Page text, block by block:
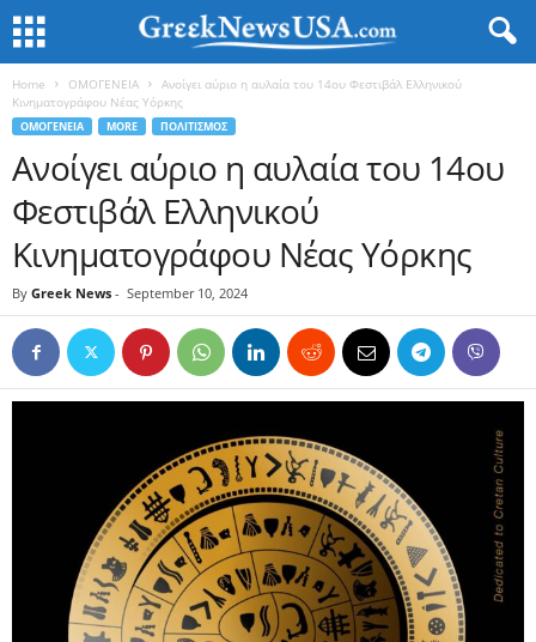
Home ΟΜΟΓΕΝΕΙΑ
Ανοίγει αύριο η αυλαία του 14ου Φεστιβάλ Ελληνικού
Κινηματογράφου Νέας Υόρκης
ΟΜΟΓΕΝΕΙΑ MORE ΠΟΛΙΤΙΣΜΟΣ
Ανοίγει αύριο η αυλαία του 14ου
Φεστιβάλ Ελληνικού
Κινηματογράφου Νέας Υόρκης
By Greek News - September 10, 2024